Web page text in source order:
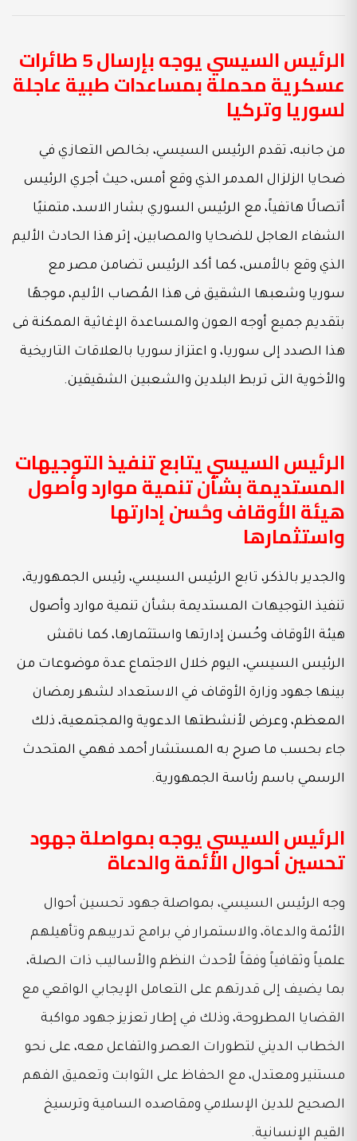
الرئيس السيسي يوجه بإرسال 5 طائرات
عسكرية محملة بمساعدات طبية عاجلة
لسوريا وتركيا
من جانبه، تقدم الرئيس السيسي، بخالص التعازي في
ضحايا الزلزال المدمر الذي وقع أمس، حيث أجري الرئيس
أتصالًا هاتفياً، مع الرئيس السوري بشار الاسد، متمنيًا
الشفاء العاجل للضحايا والمصابين، إثر هذا الحادث الأليم
الذي وقع بالأمس، كما أكد الرئيس تضامن مصر مع
سوريا وشعبها الشقيق فى هذا المُصاب الأليم، موجهًا
بتقديم جميع أوجه العون والمساعدة الإغاثية الممكنة فى
هذا الصدد إلى سوريا، و اعتزاز سوريا بالعلاقات التاريخية
والأخوية التى تربط البلدين والشعبين الشقيقين.
الرئيس السيسي يتابع تنفيذ التوجيهات
المستديمة بشأن تنمية موارد وأصول
هيئة الأوقاف وحُسن إدارتها
واستثمارها
والجدير بالذكر، تابع الرئيس السيسي، رئيس الجمهورية،
تنفيذ التوجيهات المستديمة بشأن تنمية موارد وأصول
هيئة الأوقاف وحُسن إدارتها واستثمارها، كما ناقش
الرئيس السيسي، اليوم خلال الاجتماع عدة موضوعات من
بينها جهود وزارة الأوقاف في الاستعداد لشهر رمضان
المعظم، وعرض لأنشطتها الدعوية والمجتمعية، ذلك
جاء بحسب ما صرح به المستشار أحمد فهمي المتحدث
الرسمي باسم رئاسة الجمهورية.
الرئيس السيسي يوجه بمواصلة جهود
تحسين أحوال الأئمة والدعاة
وجه الرئيس السيسي، بمواصلة جهود تحسين أحوال
الأئمة والدعاة، والاستمرار في برامج تدريبهم وتأهيلهم
علمياً وثقافياً وفقاً لأحدث النظم والأساليب ذات الصلة،
بما يضيف إلى قدرتهم على التعامل الإيجابي الواقعي مع
القضايا المطروحة، وذلك في إطار تعزيز جهود مواكبة
الخطاب الديني لتطورات العصر والتفاعل معه، على نحو
مستنير ومعتدل، مع الحفاظ على الثوابت وتعميق الفهم
الصحيح للدين الإسلامي ومقاصده السامية وترسيخ
القيم الإنسانية.